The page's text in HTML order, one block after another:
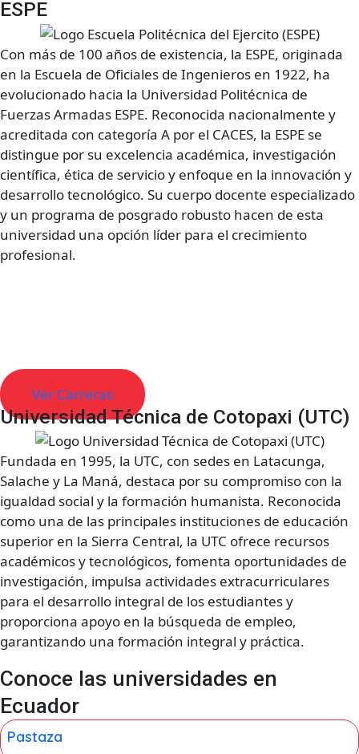
ESPE
Con más de 100 años de existencia, la ESPE, originada
en la Escuela de Oficiales de Ingenieros en 1922, ha
evolucionado hacia la Universidad Politécnica de
Fuerzas Armadas ESPE. Reconocida nacionalmente y
acreditada con categoría A por el CACES, la ESPE se
distingue por su excelencia académica, investigación
científica, ética de servicio y enfoque en la innovación y
desarrollo tecnológico. Su cuerpo docente especializado
y un programa de posgrado robusto hacen de esta
universidad una opción líder para el crecimiento
profesional.
Ver Carreras
Universidad Técnica de Cotopaxi (UTC)
Fundada en 1995, la UTC, con sedes en Latacunga,
Salache y La Maná, destaca por su compromiso con la
igualdad social y la formación humanista. Reconocida
como una de las principales instituciones de educación
superior en la Sierra Central, la UTC ofrece recursos
académicos y tecnológicos, fomenta oportunidades de
investigación, impulsa actividades extracurriculares
para el desarrollo integral de los estudiantes y
proporciona apoyo en la búsqueda de empleo,
garantizando una formación integral y práctica.
Conoce las universidades en
Ecuador
Pastaza